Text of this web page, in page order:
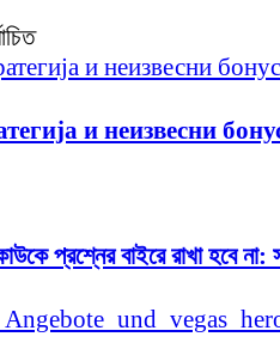
и неизвесни
প্রশ্নের বাইরে রাখা হবে